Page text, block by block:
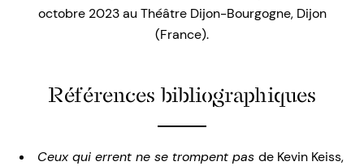
octobre 2023 au Théâtre Dijon-Bourgogne, Dijon
(France).
Références bibliographiques
Ceux qui errent ne se trompent pas de Kevin Keiss,